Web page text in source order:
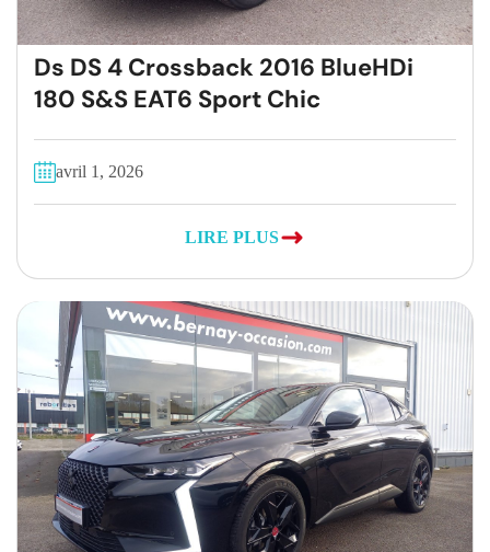
Ds DS 4 Crossback 2016 BlueHDi
180 S&S EAT6 Sport Chic
avril 1, 2026
LIRE PLUS